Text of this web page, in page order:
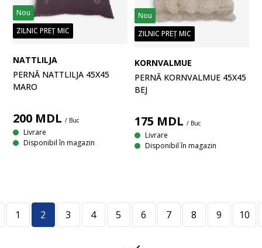
Nou
ZILNIC PREȚ MIC
NATTLILJA
PERNĂ NATTLILJA 45X45
MARO
200 MDL / Buc
Livrare
Disponibil în magazin
Nou
ZILNIC PREȚ MIC
KORNVALMUE
PERNĂ KORNVALMUE 45X45
BEJ
175 MDL / Buc
Livrare
Disponibil în magazin
1 2 3 4 5 6 7 8 9 10